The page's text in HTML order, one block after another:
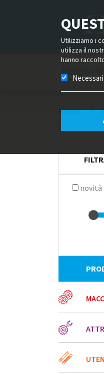
Utilizziamo i
utilizza il
hanno
PRODOTTI
Home
novità